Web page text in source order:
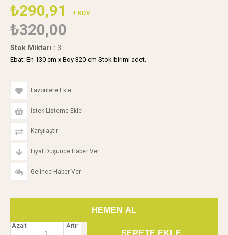
₺290,91 + KDV
₺320,00
Stok Miktarı : 3
Ebat: En 130 cm x Boy 320 cm Stok birimi adet.
Favorilere Ekle
İstek Listeme Ekle
Karşılaştır
Fiyat Düşünce Haber Ver
Gelince Haber Ver
Artır
Azalt